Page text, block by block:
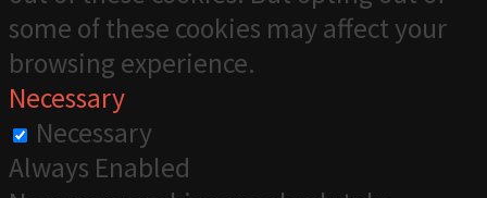
some of these cookies may affect your
browsing experience.
Necessary
Necessary
Always Enabled